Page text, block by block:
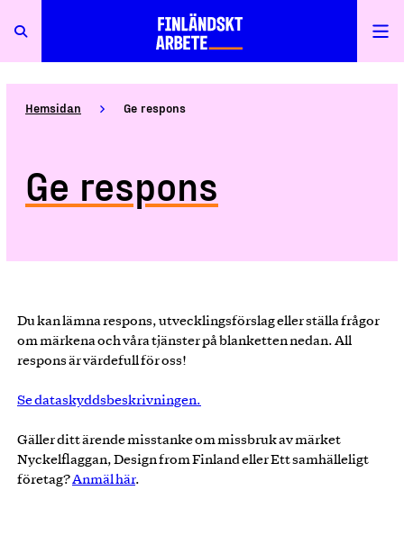
Hemsidan Ge respons
Ge respons
Du kan lämna respons, utvecklingsförslag eller ställa frågor
om märkena och våra tjänster på blanketten nedan. All
respons är värdefull för oss!
Se dataskyddsbeskrivningen.
Gäller ditt ärende misstanke om missbruk av märket
Nyckelflaggan, Design from Finland eller Ett samhälleligt
företag?Anmäl här.